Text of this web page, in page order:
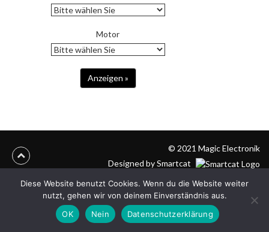
Motor
Anzeigen »
© 2021 Magic Electronik
Designed by Smartcat
Diese Website benutzt Cookies. Wenn du die Website weiter
nutzt, gehen wir von deinem Einverständnis aus.
OK
Nein Datenschutzerklärung